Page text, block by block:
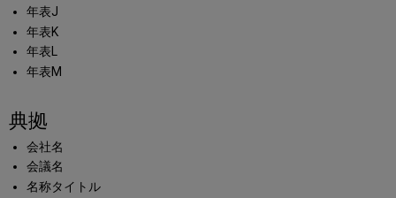
年表J
年表K
年表L
年表M
典拠
会社名
会議名
名称タイトル